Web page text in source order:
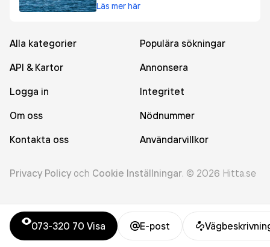
073-320 70 Visa E-post
Läs mer här
Alla kategorier
Populära sökningar
API & Kartor
Annonsera
Logga in
Integritet
Om oss
Nödnummer
Kontakta oss
Användarvillkor
Privacy Policy och Cookie Inställningar. © 2026 Hitta.se